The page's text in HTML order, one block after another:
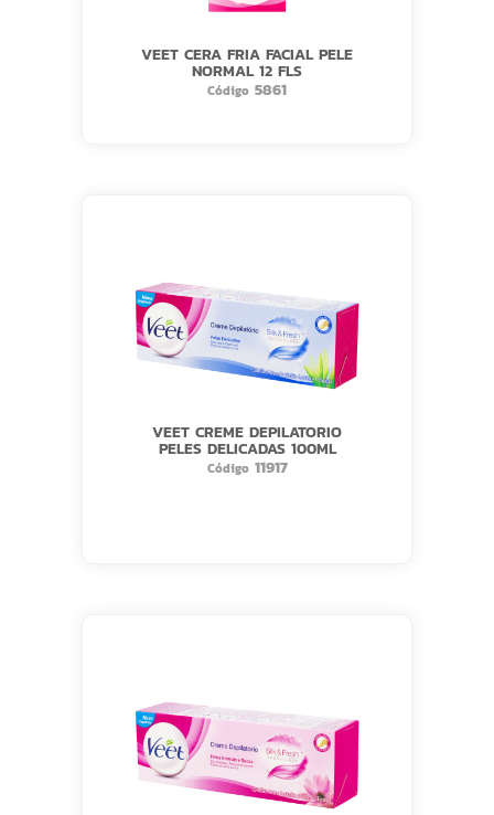
VEET CERA FRIA FACIAL PELE
NORMAL 12 FLS
Código 5861
VEET CREME DEPILATORIO
PELES DELICADAS 100ML
Código11917